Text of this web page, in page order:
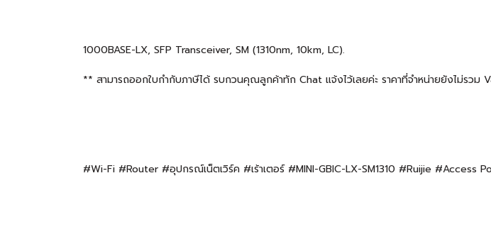
1000BASE-LX, SFP Transceiver, SM (1310nm, 10km, LC).
** สามารถออกใบกำกับภาษีได้ รบกวนคุณลูกค้าทัก Chat แจ้งไว้เลยค่ะ ราคาที่จำหน่ายยังไม่รวม
#Wi-Fi #Router #อุปกรณ์เน็ตเวิร์ค #เร้าเตอร์ #MINI-GBIC-LX-SM1310 #Ruijie #Access